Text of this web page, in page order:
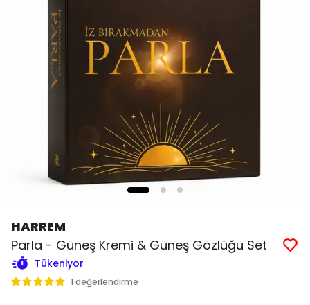
HARREM
Parla - Güneş Kremi & Güneş Gözlüğü Set
Tükeniyor
1 değerlendirme